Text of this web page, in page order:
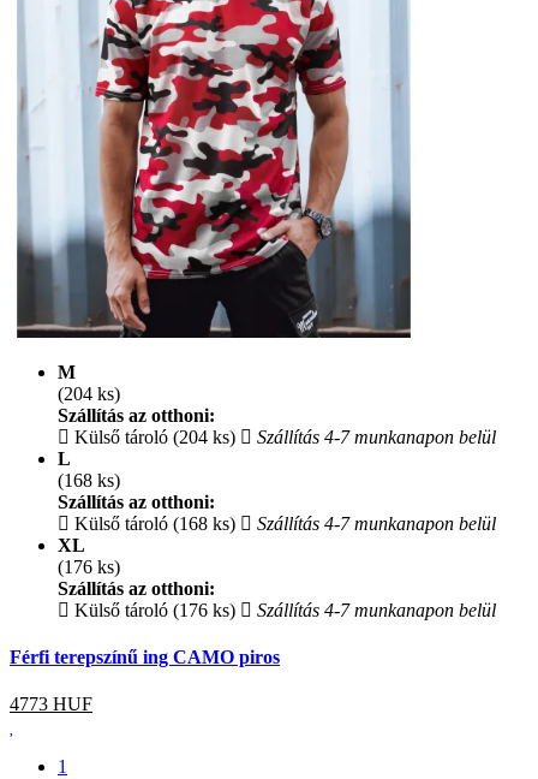
M
(204 ks)
Szállítás az otthoni:
Külső tároló (204 ks)
Szállítás 4-7 munkanapon belül
L
(168 ks)
Szállítás az otthoni:
Külső tároló (168 ks)
Szállítás 4-7 munkanapon belül
XL
(176 ks)
Szállítás az otthoni:
Külső tároló (176 ks)
Szállítás 4-7 munkanapon belül
Férfi terepszínű ing CAMO piros
4773 HUF
1